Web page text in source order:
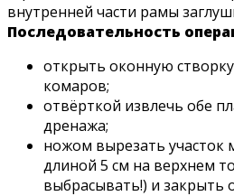
внутренней части рамы
Последовательность
открыть оконную створку
комаров;
отвёрткой извлечь обе
дренажа;
ножом вырезать участок
длиной 5 см на верхнем
выбрасывать!) и закрыть